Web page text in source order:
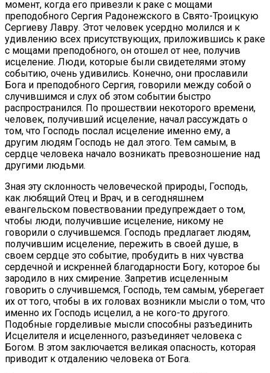
момент, когда его привезли к раке с мощами
преподобного Сергия Радонежского в Свято-Троицкую
Сергиеву Лавру. Этот человек усердно молился и к
удивлению всех присутствующих, приложившись к раке
с мощами преподобного, он отошел от нее, получив
исцеление. Люди, которые были свидетелями этому
событию, очень удивились. Конечно, они прославили
Бога и преподобного Сергия, говорили между собой о
случившимся и слух об этом событии быстро
распространился. По прошествии некоторого времени,
человек, получивший исцеление, начал рассуждать о
том, что Господь послал исцеление именно ему, а
другим людям Господь не дал этого. Тем самым, в
сердце человека начало возникать превозношение над
другими людьми.
Зная эту склонность человеческой природы, Господь,
как любящий Отец и Врач, и в сегодняшнем
евангельском повествовании предупреждает о том,
чтобы люди, получившие исцеление, никому не
говорили о случившемся. Господь предлагает людям,
получившим исцеление, пережить в своей душе, в
своем сердце это событие, пробудить в них чувства
сердечной и искренней благодарности Богу, которое бы
зародило в них смирение. Запретив исцеленным
говорить о случившемся, Господь, тем самым, уберегает
их от того, чтобы в их головах возникли мысли о том, что
именно их Господь исцелил, а не кого-то другого.
Подобные горделивые мысли способны разъединить
Исцелителя и исцеленного, разъединяет человека с
Богом. В этом заключается великая опасность, которая
приводит к отдалению человека от Бога.